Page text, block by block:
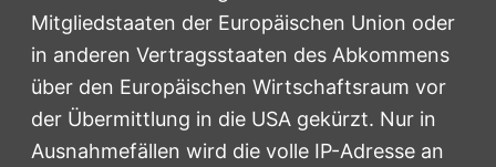
Mitgliedstaaten der Europäischen Union oder
in anderen Vertragsstaaten des Abkommens
über den Europäischen Wirtschaftsraum vor
der Übermittlung in die USA gekürzt. Nur in
Ausnahmefällen wird die volle IP-Adresse an